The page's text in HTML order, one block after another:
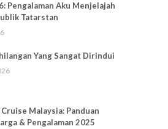
Pengalaman Aku Menjelajah
Tatarstan
Yang Sangat Dirindui
Malaysia: Panduan
& Pengalaman 2025